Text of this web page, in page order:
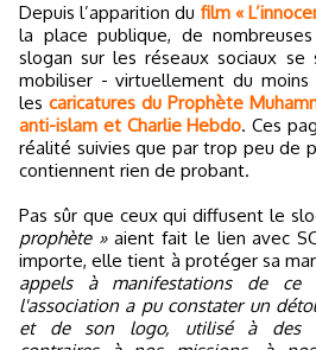
Depuis l’apparition du film «
la place publique, de
slogan sur les réseaux sociaux
mobiliser - virtuellement du moins
les caricatures du Prophète
anti-islam et Charlie Hebdo. Ces
réalité suivies que par trop peu de
contiennent rien de probant.
Pas sûr que ceux qui diffusent le
prophète »aient fait le lien avec
importe, elle tient à protéger sa
appels à manifestations de ce
l'association a pu constater un
et de son logo, utilisé à des